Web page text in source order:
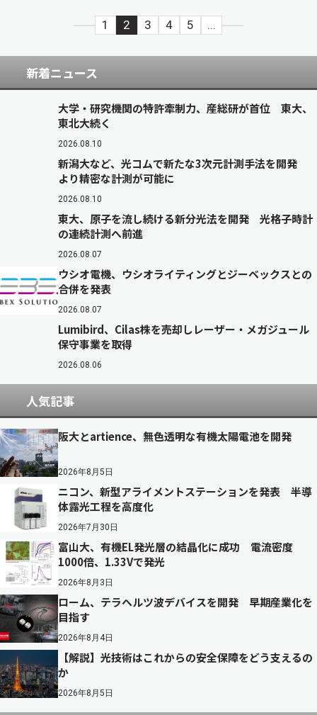
1 2 3 4 5 ...
新着ニュース
大学・研究機関の特許牽制力、産総研が首位 東大、
東北大続く
2026.08.10
新潟大など、光コムで新たな3次元計測手法を開発
より精密な計測が可能に
2026.08.10
東大、原子を流し続ける新分光法を開発 光格子時計
の連続計測へ前進
2026.08.07
ウシオ電機、ウシオライティングとジーベックスとの
合併を発表
2026.08.07
Lumibird、Cilas株を売却しレーザー・メガジュール
保守事業を取得
2026.08.06
人気記事
阪大とartience、無色透明な有機太陽電池を開発
2026年8月5日
ニコン、新型アライメントステーションを発表 半導
体露光工程を高度化
2026年7月30日
富山大、有機EL発光層の結晶化に成功 電流密度
1000倍、1.33Vで発光
2026年8月3日
ローム、テラヘルツ波デバイスを開発 早期産業化を
目指す
2026年8月4日
【解説】光技術はこれからの安全保障をどう支えるの
か
2026年8月5日